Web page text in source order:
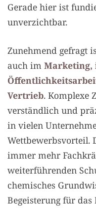
Gerade hier ist
unverzichtbar.
Zunehmend gefragt
auch im Marketing,
Vertrieb. Komplexe
verständlich und
in vielen
Wettbewerbsvorteil.
immer mehr
weiterführenden
chemisches
Begeisterung für das